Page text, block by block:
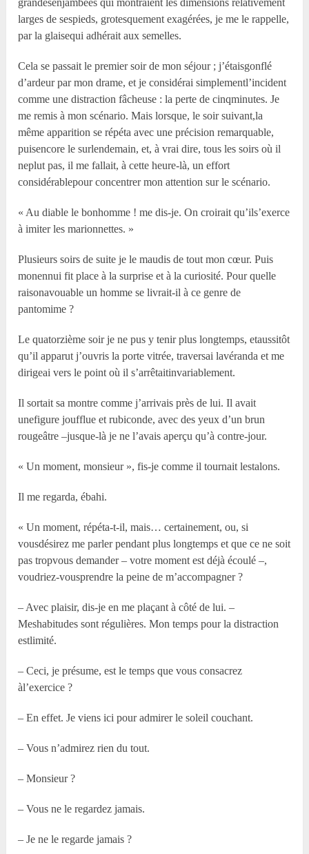
grandesenjambées qui montraient les dimensions relativement
larges de sespieds, grotesquement exagérées, je me le rappelle,
par la glaisequi adhérait aux semelles.
Cela se passait le premier soir de mon séjour ; j’étaisgonflé
d’ardeur par mon drame, et je considérai simplementl’incident
comme une distraction fâcheuse : la perte de cinqminutes. Je
me remis à mon scénario. Mais lorsque, le soir suivant,la
même apparition se répéta avec une précision remarquable,
puisencore le surlendemain, et, à vrai dire, tous les soirs où il
neplut pas, il me fallait, à cette heure-là, un effort
considérablepour concentrer mon attention sur le scénario.
« Au diable le bonhomme ! me dis-je. On croirait qu’ils’exerce
à imiter les marionnettes. »
Plusieurs soirs de suite je le maudis de tout mon cœur. Puis
monennui fit place à la surprise et à la curiosité. Pour quelle
raisonavouable un homme se livrait-il à ce genre de
pantomime ?
Le quatorzième soir je ne pus y tenir plus longtemps, etaussitôt
qu’il apparut j’ouvris la porte vitrée, traversai lavéranda et me
dirigeai vers le point où il s’arrêtaitinvariablement.
Il sortait sa montre comme j’arrivais près de lui. Il avait
unefigure joufflue et rubiconde, avec des yeux d’un brun
rougeâtre –jusque-là je ne l’avais aperçu qu’à contre-jour.
« Un moment, monsieur », fis-je comme il tournait lestalons.
Il me regarda, ébahi.
« Un moment, répéta-t-il, mais… certainement, ou, si
vousdésirez me parler pendant plus longtemps et que ce ne soit
pas tropvous demander – votre moment est déjà écoulé –,
voudriez-vousprendre la peine de m’accompagner ?
– Avec plaisir, dis-je en me plaçant à côté de lui. –
Meshabitudes sont régulières. Mon temps pour la distraction
estlimité.
– Ceci, je présume, est le temps que vous consacrez
àl’exercice ?
– En effet. Je viens ici pour admirer le soleil couchant.
– Vous n’admirez rien du tout.
– Monsieur ?
– Vous ne le regardez jamais.
– Je ne le regarde jamais ?